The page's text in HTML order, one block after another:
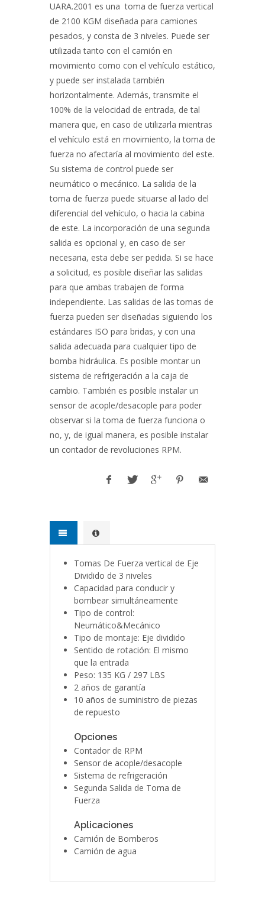
UARA.2001 es una toma de fuerza vertical
de 2100 KGM diseñada para camiones
pesados, y consta de 3 niveles. Puede ser
utilizada tanto con el camión en
movimiento como con el vehículo estático,
y puede ser instalada también
horizontalmente. Además, transmite el
100% de la velocidad de entrada, de tal
manera que, en caso de utilizarla mientras
el vehículo está en movimiento, la toma de
fuerza no afectaría al movimiento del este.
Su sistema de control puede ser
neumático o mecánico. La salida de la
toma de fuerza puede situarse al lado del
diferencial del vehículo, o hacia la cabina
de este. La incorporación de una segunda
salida es opcional y, en caso de ser
necesaria, esta debe ser pedida. Si se hace
a solicitud, es posible diseñar las salidas
para que ambas trabajen de forma
independiente. Las salidas de las tomas de
fuerza pueden ser diseñadas siguiendo los
estándares ISO para bridas, y con una
salida adecuada para cualquier tipo de
bomba hidráulica. Es posible montar un
sistema de refrigeración a la caja de
cambio. También es posible instalar un
sensor de acople/desacople para poder
observar si la toma de fuerza funciona o
no, y, de igual manera, es posible instalar
un contador de revoluciones RPM.
Tomas De Fuerza vertical de Eje
Dividido de 3 niveles
Capacidad para conducir y
bombear simultáneamente
Tipo de control:
Neumático&Mecánico
Tipo de montaje: Eje dividido
Sentido de rotación: El mismo
que la entrada
Peso: 135 KG / 297 LBS
2 años de garantía
10 años de suministro de piezas
de repuesto
Opciones
Contador de RPM
Sensor de acople/desacople
Sistema de refrigeración
Segunda Salida de Toma de
Fuerza
Aplicaciones
Camión de Bomberos
Camión de agua